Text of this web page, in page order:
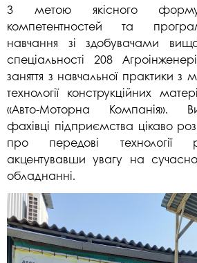
З метою якісного
компетентностей та
навчання зі здобувачами
спеціальності 208
заняття з навчальної практики з
технології конструкційних
«Авто-Моторна Компанія».
фахівці підприємства цікаво
про передові технології
акцентувавши увагу на
обладнанні.